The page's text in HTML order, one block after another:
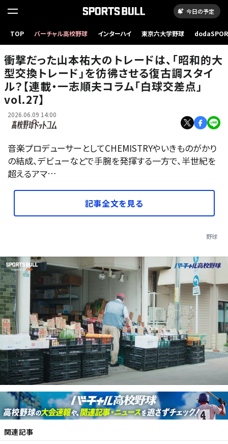
今日の予定
TOP バーチャル高校野球 インターハイ 東京六大学野球
DeNA時代の山本祐大
衝撃だった山本祐大のトレードは、「昭和的大
型交換トレード」を彷彿させる復古調スタイ
ル？【連載・一志順夫コラム「白球交差点」
vol.27】
2026.06.09 14:00
音楽プロデューサーとしてCHEMISTRYやいきものがかり
の結成、デビューなどで手腕を発揮する一方で、半世紀を
超えるアマ…
記事全文を見る
野球
関連記事